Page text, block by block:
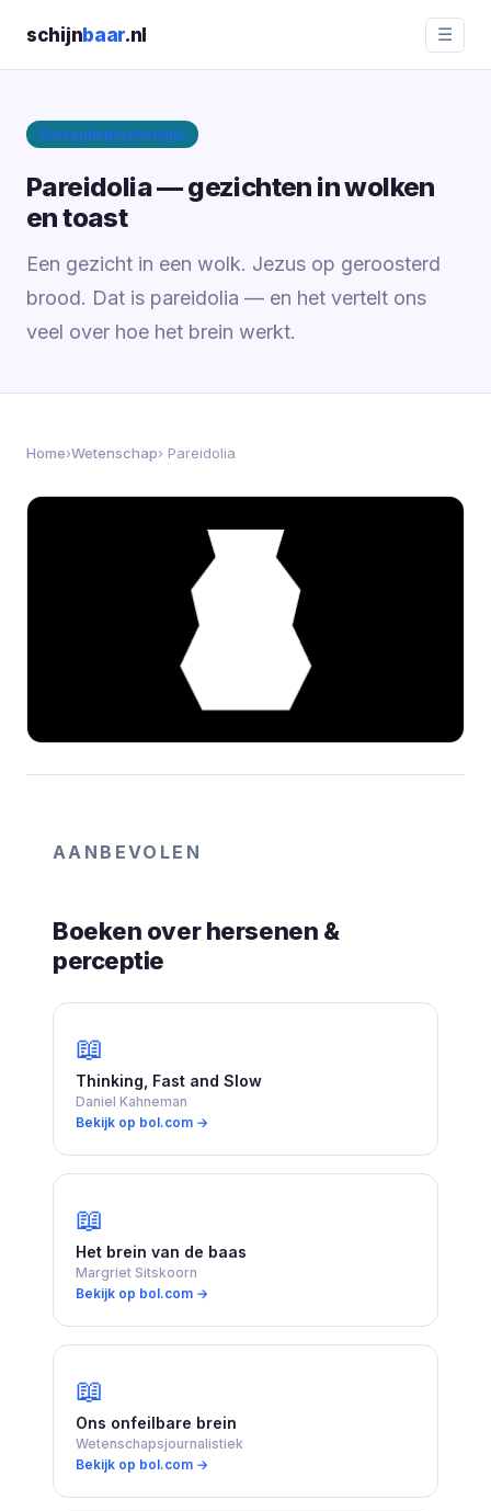
schijnbaar.nl ☰
Perceptiepsychologie
Pareidolia — gezichten in wolken
en toast
Een gezicht in een wolk. Jezus op geroosterd
brood. Dat is pareidolia — en het vertelt ons
veel over hoe het brein werkt.
Home›Wetenschap› Pareidolia
AANBEVOLEN
Boeken over hersenen &
perceptie
📖
Thinking, Fast and Slow
Daniel Kahneman
Bekijk op bol.com →
📖
Het brein van de baas
Margriet Sitskoorn
Bekijk op bol.com →
📖
Ons onfeilbare brein
Wetenschapsjournalistiek
Bekijk op bol.com →